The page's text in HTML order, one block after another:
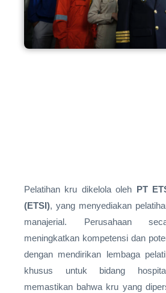
Pelatihan kru dikelola oleh PT
(ETSI), yang menyediakan
manajerial. Perusahaan
meningkatkan kompetensi dan
dengan mendirikan lembaga
khusus untuk bidang
memastikan bahwa kru yang